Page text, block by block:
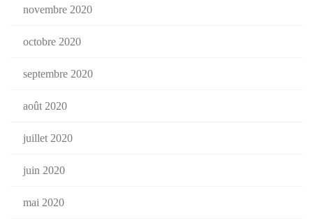
novembre 2020
octobre 2020
septembre 2020
août 2020
juillet 2020
juin 2020
mai 2020